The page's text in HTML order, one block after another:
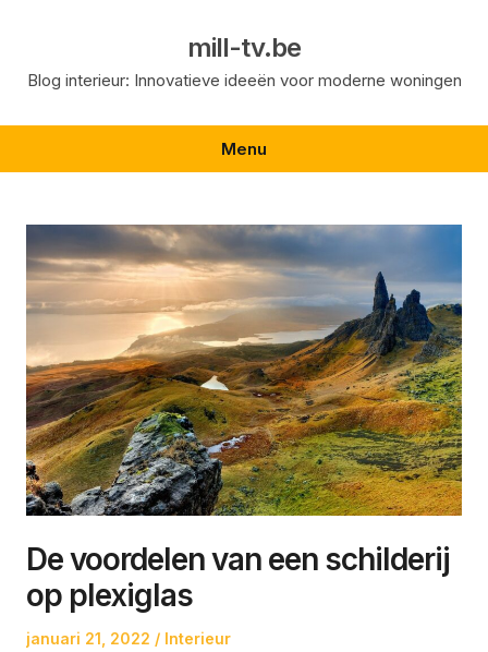
content
mill-tv.be
Blog interieur: Innovatieve ideeën voor moderne woningen
Menu
De voordelen van een schilderij
op plexiglas
Posted
januari 21, 2022
Posted
Interieur